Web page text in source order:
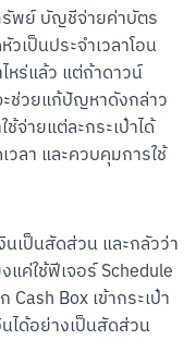
พย์ บัญชีจ่ายค่าบัตร
เป็นประจำเวลาโอน
ไหร่แล้ว แต่ถ้าดาวน์
ะช่วยแก้ปัญหาดังกล่าว
ช้จ่ายแต่ละกระเป๋าได้
วลา และควบคุมการใช้
นเป็นสัดส่วน และกลัวว่า
แค่ใช้ฟีเจอร์ Schedule
Box เข้ากระเป๋า
ได้อย่างเป็นสัดส่วน